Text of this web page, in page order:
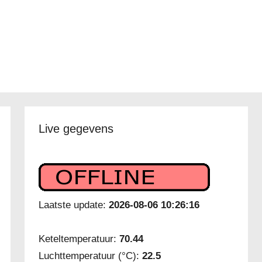
Live gegevens
Laatste update:2026-08-06 10:26:16
Keteltemperatuur:70.44
Luchttemperatuur (°C):22.5